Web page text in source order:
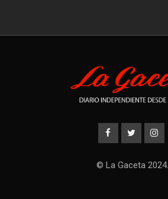
© La Gaceta 2024.